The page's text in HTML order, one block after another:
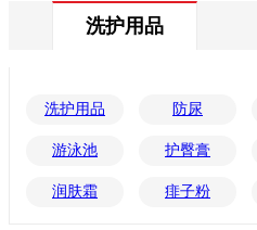
洗护用品
洗护用品 防尿
游泳池 护臀膏
润肤霜 痱子粉